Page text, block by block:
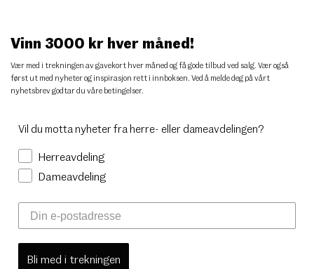
Vinn 3000 kr hver måned!
Vær med i trekningen av gavekort hver måned og få gode tilbud ved salg. Vær også
først ut med nyheter og inspirasjon rett i innboksen. Ved å melde deg på vårt
nyhetsbrev godtar du våre betingelser.
Vil du motta nyheter fra herre- eller dameavdelingen?
Herreavdeling
Dameavdeling
Bli med i trekningen